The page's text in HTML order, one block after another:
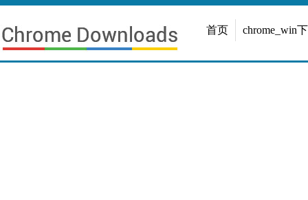
首页 chrome_win